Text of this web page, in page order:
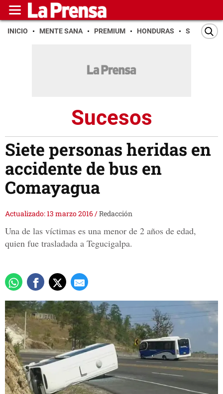
INICIO MENTE SANA PREMIUM HONDURAS SAN PEDRO
Sucesos
Siete personas heridas en
accidente de bus en
Comayagua
Actualizado: 13 marzo 2016/Redacción
Una de las víctimas es una menor de 2 años de edad,
quien fue trasladada a Tegucigalpa.